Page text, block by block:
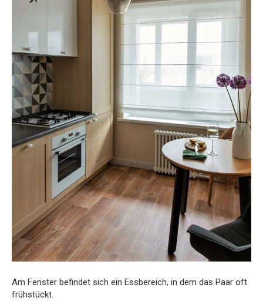
Am Fenster befindet sich ein Essbereich, in dem das Paar oft
frühstückt.